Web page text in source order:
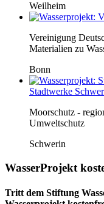
Weilheim
Vereinigung
Materialien zu
Bonn
Stadtwerke
Moorschutz -
Umweltschutz
Schwerin
WasserProjekt
Tritt dem Stiftung